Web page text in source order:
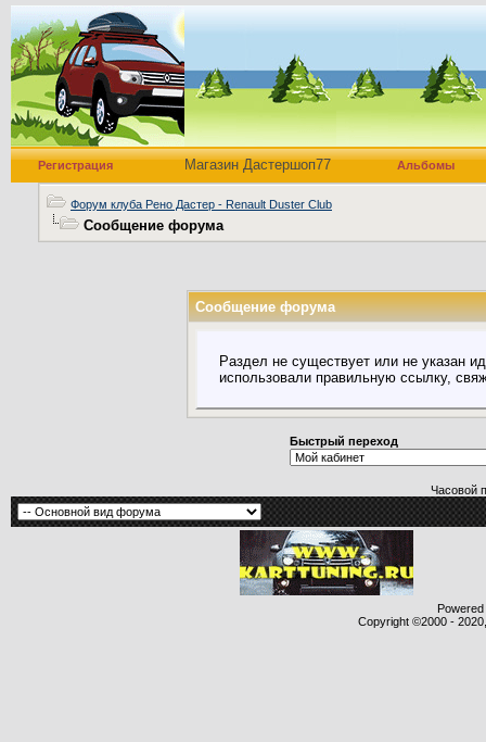
Регистрация Магазин Дастершоп77 Альбомы
Форум клуба Рено Дастер - Renault Duster Club
Сообщение форума
Сообщение форума
Раздел не существует или не указан
использовали правильную ссылку,
Быстрый переход
Часовой
Copyright ©2000 -